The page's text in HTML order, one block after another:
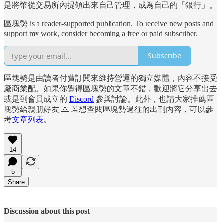
是將幣從交易所內提領出來自己管理，成為自己的「銀行」。
區塊勢 is a reader-supported publication. To receive new posts and
support my work, consider becoming a free or paid subscriber.
Subscribe
區塊勢是由讀者付費訂閱來維持營運的獨立媒體，內容不接受
廠商業配。如果你覺得區塊勢的文章不錯，歡迎將它分享出去
或是到會員成立的 Discord 參與討論。此外，也請大家推薦區
塊勢給親朋好友 🙏 若想查閱區塊勢過往的出刊內容，可以參
考文章列表。
14
5
Share
Discussion about this post